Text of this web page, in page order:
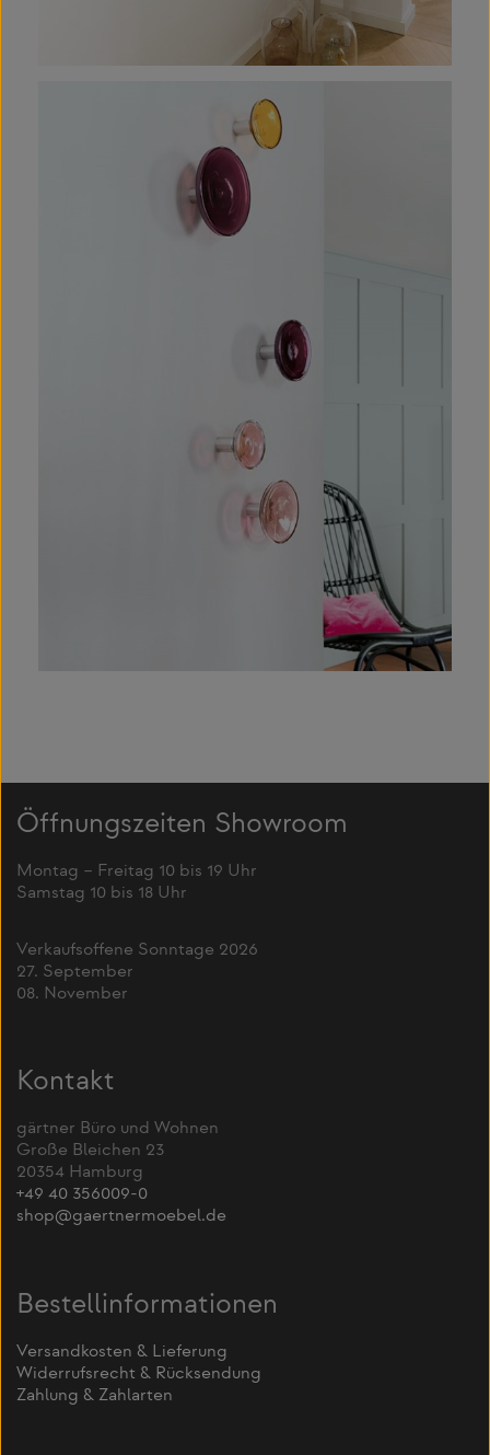
Öffnungszeiten Showroom
Montag – Freitag 10 bis 19 Uhr
Samstag 10 bis 18 Uhr
Verkaufsoffene Sonntage 2026
27. September
08. November
Kontakt
gärtner Büro und Wohnen
Große Bleichen 23
20354 Hamburg
+49 40 356009-0
shop@gaertnermoebel.de
Bestellinformationen
Versandkosten & Lieferung
Widerrufsrecht & Rücksendung
Zahlung & Zahlarten